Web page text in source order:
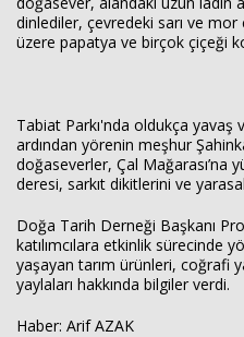
dinlediler, çevredeki sarı ve
üzere papatya ve birçok çiçeği
Tabiat Parkı'nda oldukça yavaş
ardından yörenin meşhur
doğaseverler, Çal Mağarası’na
deresi, sarkıt dikitlerini ve
Doğa Tarih Derneği Başkanı
katılımcılara etkinlik sürecinde
yaşayan tarım ürünleri, coğrafi
yaylaları hakkında bilgiler verdi.
Haber: Arif AZAK